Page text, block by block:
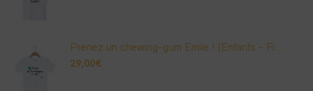
Prenez un chewing-gum Emile ! (Enfants - Fi...
29,00€